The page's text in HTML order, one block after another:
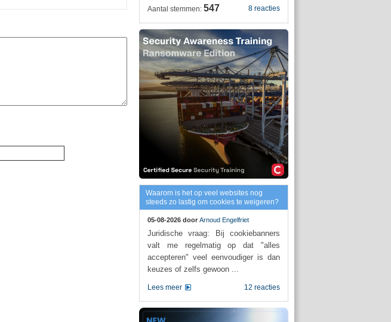
8 reacties
Aantal stemmen: 547
Waarom is het op veel websites nog
steeds zo lastig om cookies te weigeren?
05-08-2026 door Arnoud Engelfriet
Juridische vraag: Bij cookiebanners
valt me regelmatig op dat "alles
accepteren" veel eenvoudiger is dan
keuzes of zelfs gewoon ...
12 reacties
Lees meer